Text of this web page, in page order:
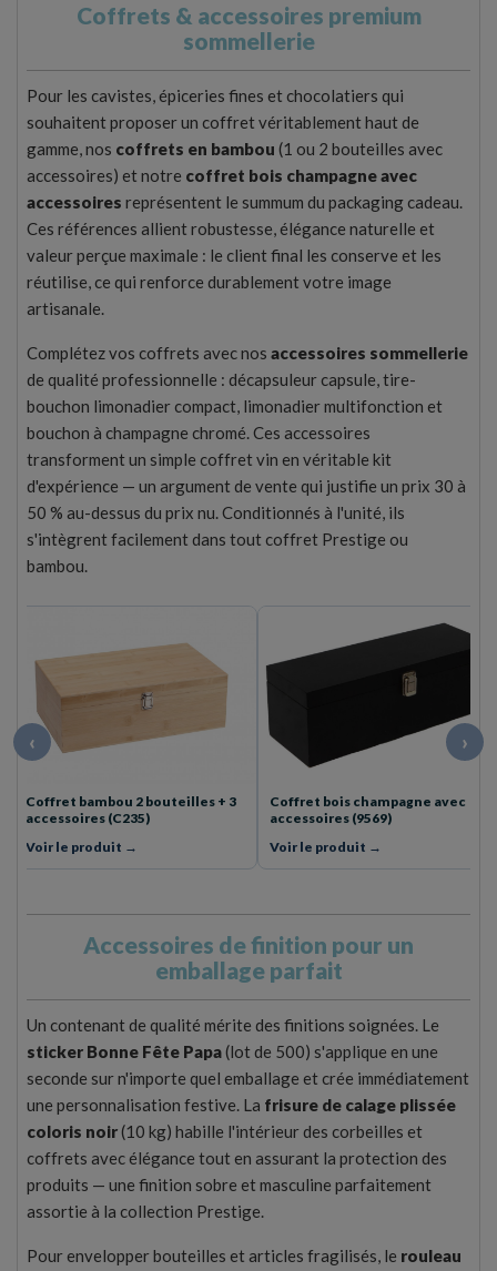
Coffrets & accessoires premium
sommellerie
Pour les cavistes, épiceries fines et chocolatiers qui
souhaitent proposer un coffret véritablement haut de
gamme, nos coffrets en bambou (1 ou 2 bouteilles avec
accessoires) et notre coffret bois champagne avec
accessoires représentent le summum du packaging cadeau.
Ces références allient robustesse, élégance naturelle et
valeur perçue maximale : le client final les conserve et les
réutilise, ce qui renforce durablement votre image
artisanale.
Complétez vos coffrets avec nos accessoires sommellerie
de qualité professionnelle : décapsuleur capsule, tire-
bouchon limonadier compact, limonadier multifonction et
bouchon à champagne chromé. Ces accessoires
transforment un simple coffret vin en véritable kit
d'expérience — un argument de vente qui justifie un prix 30 à
50 % au-dessus du prix nu. Conditionnés à l'unité, ils
s'intègrent facilement dans tout coffret Prestige ou
bambou.
‹
Coffret bois champagne avec
accessoires (9569)
Voir le produit →
Décapsuleur capsule (AC0001)
Voir le produit →
›
Accessoires de finition pour un
emballage parfait
Un contenant de qualité mérite des finitions soignées. Le
sticker Bonne Fête Papa(lot de 500) s'applique en une
seconde sur n'importe quel emballage et crée immédiatement
une personnalisation festive. La frisure de calage plissée
coloris noir(10 kg) habille l'intérieur des corbeilles et
coffrets avec élégance tout en assurant la protection des
produits — une finition sobre et masculine parfaitement
assortie à la collection Prestige.
Pour envelopper bouteilles et articles fragilisés, le rouleau